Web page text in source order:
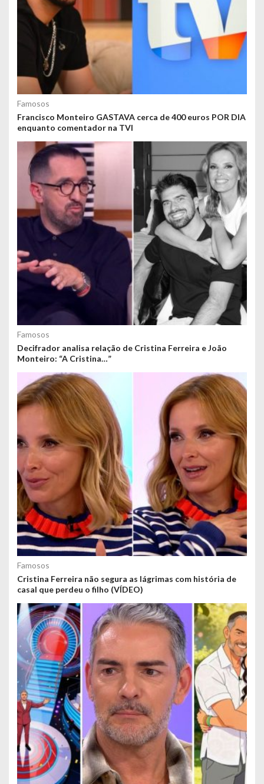
Famosos
Francisco Monteiro GASTAVA cerca de 400 euros POR DIA
enquanto comentador na TVI
Famosos
Decifrador analisa relação de Cristina Ferreira e João
Monteiro: “A Cristina…”
Famosos
Cristina Ferreira não segura as lágrimas com história de
casal que perdeu o filho (VÍDEO)